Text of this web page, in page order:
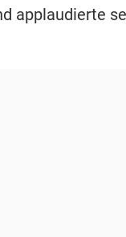
applaudierte